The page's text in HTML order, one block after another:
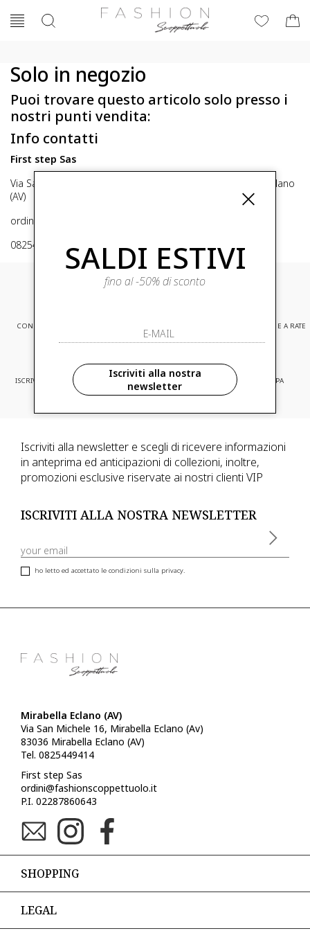
Solo in negozio
Puoi trovare questo articolo solo presso i
nostri punti vendita:
Info contatti
First step Sas
Via San Michele 16, Mirabella Eclano (Av) 83036 Mirabella Eclano
(AV)
ordini@fashionscoppettuolo.it
0825449414
CONSEGNA EXPRESS PAGAMENTI SICURI E A RATE
ISCRIVITI ED ACCEDI A PROMOZIONI
RISERVATE
CONSEGNA IN TUTTA EUROPA
Iscriviti alla newsletter e scegli di ricevere informazioni
in anteprima ed anticipazioni di collezioni, inoltre,
promozioni esclusive riservate ai nostri clienti VIP
ISCRIVITI ALLA NOSTRA NEWSLETTER
ho letto ed accettato le condizioni sulla privacy.
Mirabella Eclano (AV)
Via San Michele 16, Mirabella Eclano (Av)
83036 Mirabella Eclano (AV)
Tel. 0825449414
First step Sas
ordini@fashionscoppettuolo.it
P.I. 02287860643
SHOPPING
LEGAL
SALDI ESTIVI
fino al -50% di sconto
Iscriviti alla nostra
newsletter